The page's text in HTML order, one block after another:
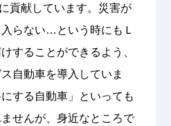
貢献しています。災害が
らない…という時にもＬ
することができるよう、
自動車を導入していま
する自動車」といっても
せんが、身近なところで